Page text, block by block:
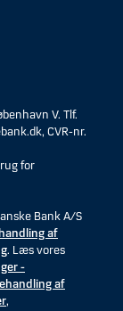
V. Tlf.
CVR-nr.
for
Bank A/S
af
. Læs vores
-
af
,